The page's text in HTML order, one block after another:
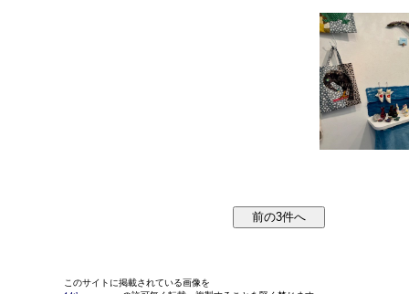
このサイトに掲載されている画像を